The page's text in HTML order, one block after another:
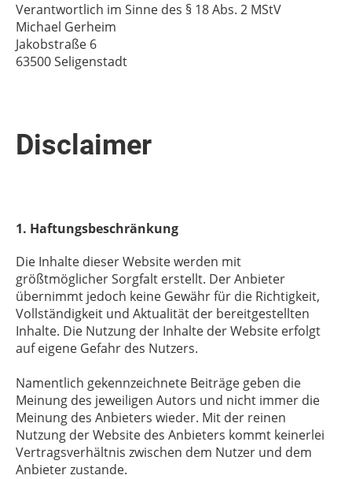
Verantwortlich im Sinne des § 18 Abs. 2 MStV
Michael Gerheim
Jakobstraße 6
63500 Seligenstadt
Disclaimer
1. Haftungsbeschränkung
Die Inhalte dieser Website werden mit
größtmöglicher Sorgfalt erstellt. Der Anbieter
übernimmt jedoch keine Gewähr für die Richtigkeit,
Vollständigkeit und Aktualität der bereitgestellten
Inhalte. Die Nutzung der Inhalte der Website erfolgt
auf eigene Gefahr des Nutzers.
Namentlich gekennzeichnete Beiträge geben die
Meinung des jeweiligen Autors und nicht immer die
Meinung des Anbieters wieder. Mit der reinen
Nutzung der Website des Anbieters kommt keinerlei
Vertragsverhältnis zwischen dem Nutzer und dem
Anbieter zustande.